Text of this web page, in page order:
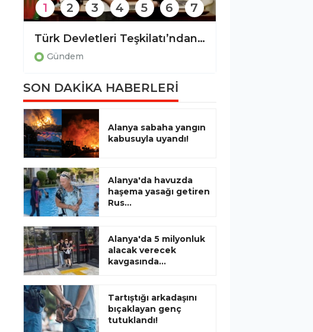
Alanya Belediyesi'nden zabıta denetimine ilişkin açıklama!
Gündem
1 2 3 4 5 6 7
SON DAKİKA HABERLERİ
Alanya sabaha yangın
kabusuyla uyandı!
Alanya'da havuzda
haşema yasağı getiren
Rus...
Alanya'da 5 milyonluk
alacak verecek
kavgasında...
Tartıştığı arkadaşını
bıçaklayan genç
tutuklandı!